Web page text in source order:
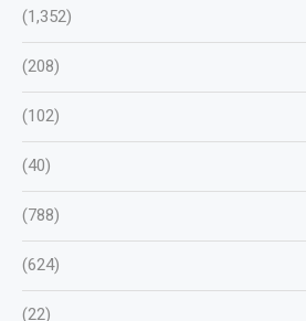
(1,352)
(208)
(102)
(40)
(788)
(624)
(22)